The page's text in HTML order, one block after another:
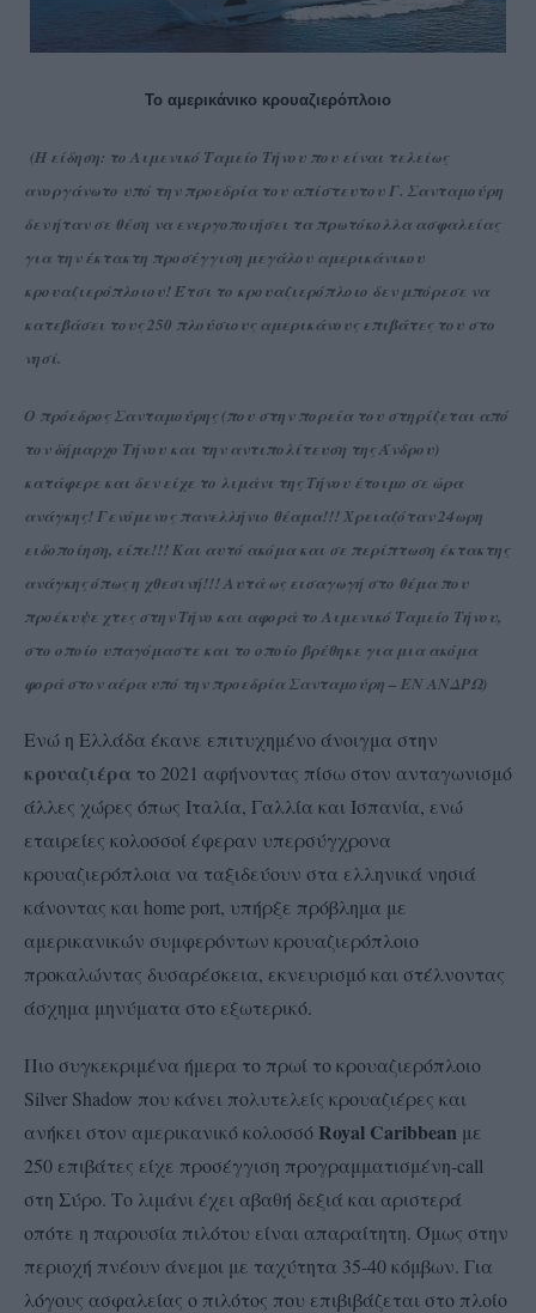
Το αμερικάνικο κρουαζιερόπλοιο
(Η είδηση: το Λιμενικό Ταμείο Τήνου που είναι τελείως
ανοργάνωτο υπό την προεδρία του απίστευτου Γ. Σανταμούρη
δεν ήταν σε θέση να ενεργοποιήσει τα πρωτόκολλα ασφαλείας
για την έκτακτη προσέγγιση μεγάλου αμερικάνικου
κρουαζιερόπλοιου! Έτσι το κρουαζιερόπλοιο δεν μπόρεσε να
κατεβάσει τους 250 πλούσιους αμερικάνους επιβάτες του στο
νησί.
Ο πρόεδρος Σανταμούρης (που στην πορεία του στηρίζεται από
τον δήμαρχο Τήνου και την αντιπολίτευση της Άνδρου)
κατάφερε και δεν είχε το λιμάνι της Τήνου έτοιμο σε ώρα
ανάγκης! Γενόμενος πανελλήνιο θέαμα!!! Χρειαζόταν 24ωρη
ειδοποίηση, είπε!!! Και αυτό ακόμα και σε περίπτωση έκτακτης
ανάγκης όπως η χθεσινή!!! Αυτά ως εισαγωγή στο θέμα που
προέκυψε χτες στην Τήνο και αφορά το Λιμενικό Ταμείο Τήνου,
στο οποίο υπαγόμαστε και το οποίο βρέθηκε για μια ακόμα
φορά στον αέρα υπό την προεδρία Σανταμούρη – ΕΝ ΑΝΔΡΩ)
Ενώ η Ελλάδα έκανε επιτυχημένο άνοιγμα στην
κρουαζιέρα το 2021 αφήνοντας πίσω στον ανταγωνισμό
άλλες χώρες όπως Ιταλία, Γαλλία και Ισπανία, ενώ
εταιρείες κολοσσοί έφεραν υπερσύγχρονα
κρουαζιερόπλοια να ταξιδεύουν στα ελληνικά νησιά
κάνοντας και home port, υπήρξε πρόβλημα με
αμερικανικών συμφερόντων κρουαζιερόπλοιο
προκαλώντας δυσαρέσκεια, εκνευρισμό και στέλνοντας
άσχημα μηνύματα στο εξωτερικό.
Πιο συγκεκριμένα ήμερα το πρωί το κρουαζιερόπλοιο
Silver Shadow που κάνει πολυτελείς κρουαζιέρες και
ανήκει στον αμερικανικό κολοσσό Royal Caribbean με
250 επιβάτες είχε προσέγγιση προγραμματισμένη-call
στη Σύρο. Το λιμάνι έχει αβαθή δεξιά και αριστερά
οπότε η παρουσία πιλότου είναι απαραίτητη. Όμως στην
περιοχή πνέουν άνεμοι με ταχύτητα 35-40 κόμβων. Για
λόγους ασφαλείας ο πιλότος που επιβιβάζεται στο πλοίο